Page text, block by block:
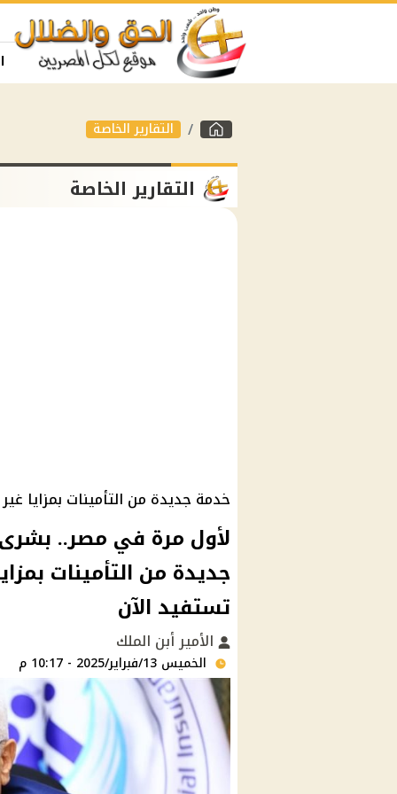
التقارير الخاصة
التقارير الخاصة
خدمة جديدة من التأمينات بمزايا
لأول مرة في مصر..
جديدة من التأمينات
تستفيد الآن
الأمير أبن الملك
الخميس 13/فبراير/2025 - 10:17 م